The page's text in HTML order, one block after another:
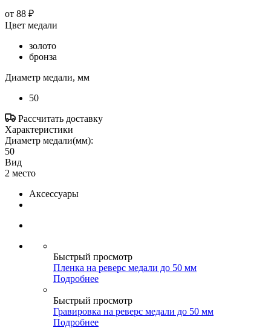
от 88 ₽
Цвет медали
золото
бронза
Диаметр медали, мм
50
Рассчитать доставку
Характеристики
Диаметр медали(мм):
50
Вид
2 место
Аксессуары
Быстрый просмотр
Пленка на реверс медали до 50 мм
Подробнее
Быстрый просмотр
Гравировка на реверс медали до 50 мм
Подробнее